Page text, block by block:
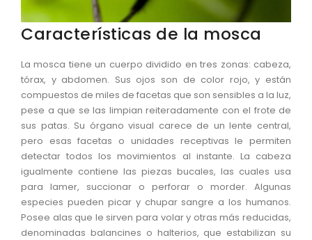
Características de la mosca
La mosca tiene un cuerpo dividido en tres zonas: cabeza,
tórax, y abdomen. Sus ojos son de color rojo, y están
compuestos de miles de facetas que son sensibles a la luz,
pese a que se las limpian reiteradamente con el frote de
sus patas. Su órgano visual carece de un lente central,
pero esas facetas o unidades receptivas le permiten
detectar todos los movimientos al instante. La cabeza
igualmente contiene las piezas bucales, las cuales usa
para lamer, succionar o perforar o morder. Algunas
especies pueden picar y chupar sangre a los humanos.
Posee alas que le sirven para volar y otras más reducidas,
denominadas balancines o halterios, que estabilizan su